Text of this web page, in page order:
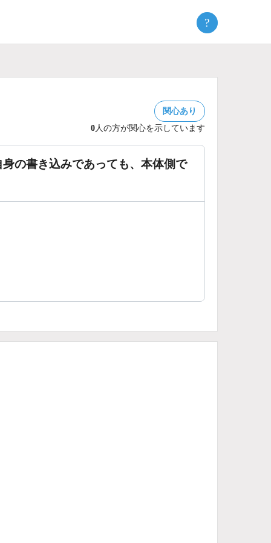
?
関心あり
0人の方が関心を示しています
の書き込みであっても、本体側で